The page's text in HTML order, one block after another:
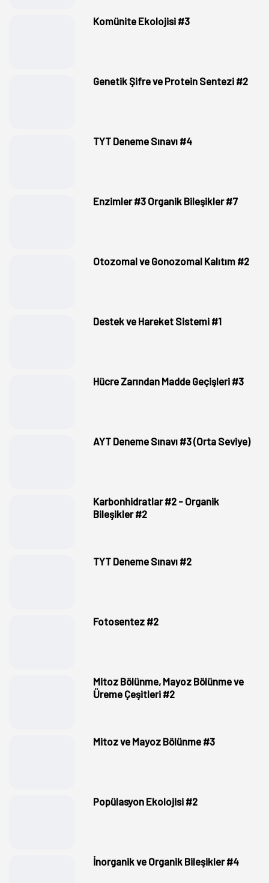
Komünite Ekolojisi #3
Genetik Şifre ve Protein Sentezi #2
TYT Deneme Sınavı #4
Enzimler #3 Organik Bileşikler #7
Otozomal ve Gonozomal Kalıtım #2
Destek ve Hareket Sistemi #1
Hücre Zarından Madde Geçişleri #3
AYT Deneme Sınavı #3 (Orta Seviye)
Karbonhidratlar #2 - Organik
Bileşikler #2
TYT Deneme Sınavı #2
Fotosentez #2
Mitoz Bölünme, Mayoz Bölünme ve
Üreme Çeşitleri #2
Mitoz ve Mayoz Bölünme #3
Popülasyon Ekolojisi #2
İnorganik ve Organik Bileşikler #4